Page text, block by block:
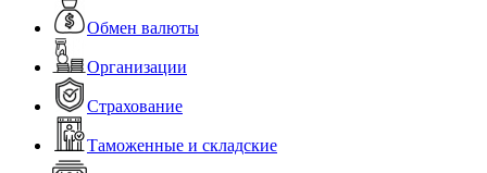
Обмен валюты
Организации
Страхование
Таможенные и складские